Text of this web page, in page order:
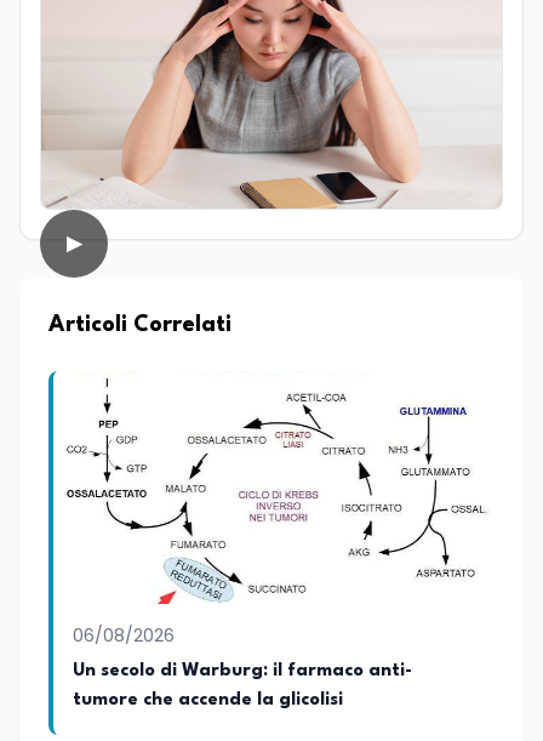
attività di ricerca presso il CNR–IBPM
(Istituto di Biologia e Patologia
Molecolari) della Sapienza Università di
Roma, occupandosi in particolare di
biologia vegetale. Nel corso della sua
esperienza professionale ha inoltre
avuto modo di confrontarsi con diverse
realtà lavorative che, pur non sempre
direttamente collegate al suo ambito di
Parallelamente all’interesse per la
con particolare attenzione alla
trasmissione del sapere alle nuove
generazioni e alla promozione di una
cultura scientifica consapevole e
accessibile. Su edunews24.it si occupa di
scuola e università, con un focus sui
temi della tecnologia, della ricerca e
dell’innovazione scientifica,
promuovendo una divulgazione chiara,
affidabili. Tra le sue principali passioni
figurano lo sport e la musica, che
rappresentano per lei importanti
strumenti di equilibrio, disciplina ed
▶
Articoli Correlati
06/08/2026
Un secolo di Warburg: il farmaco anti-
tumore che accende la glicolisi